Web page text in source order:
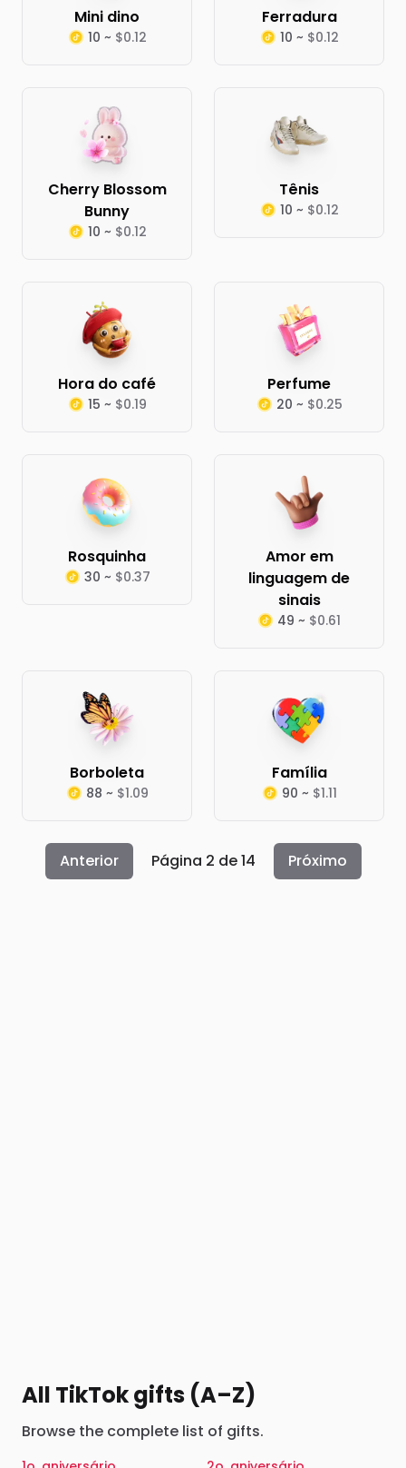
Mini dino
10 ~ $0.12
Ferradura
10 ~ $0.12
Cherry Blossom
Bunny
10 ~ $0.12
Tênis
10 ~ $0.12
Hora do café
15 ~ $0.19
Perfume
20 ~ $0.25
Rosquinha
30 ~ $0.37
Amor em
linguagem de
sinais
49 ~ $0.61
Borboleta
88 ~ $1.09
Família
90 ~ $1.11
Anterior Página 2 de 14 Próximo
All TikTok gifts (A–Z)
Browse the complete list of gifts.